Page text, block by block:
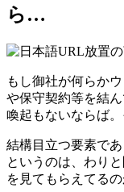
ら…
もし御社が何らか
や保守契約等を結
喚起もないならば
結構目立つ要素で
というのは、わり
を見てもらえてる